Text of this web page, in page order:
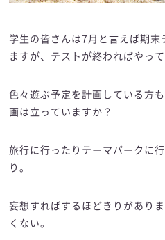
学生の皆さんは7月と言えば期末
ますが、テストが終わればやっ
色々遊ぶ予定を計画している方
画は立っていますか？
旅行に行ったりテーマパークに
り。
妄想すればするほどきりがあり
くない。